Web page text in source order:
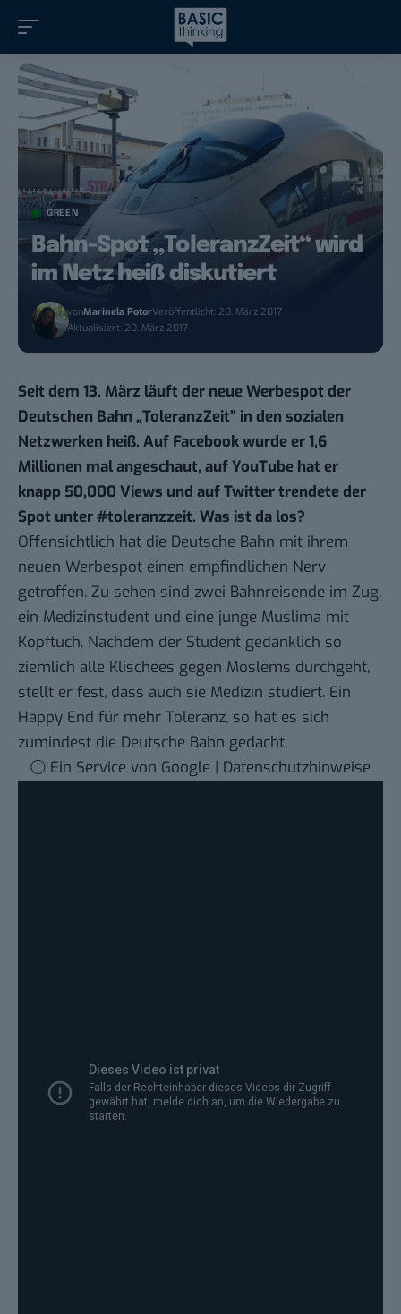
GREEN
Bahn-Spot „ToleranzZeit“ wird
im Netz heiß diskutiert
vonMarinela PotorVeröffentlicht: 20. März 2017
Aktualisiert: 20. März 2017
Seit dem 13. März läuft der neue Werbespot der
Deutschen Bahn „ToleranzZeit” in den sozialen
Netzwerken heiß. Auf Facebook wurde er 1,6
Millionen mal angeschaut, auf YouTube hat er
knapp 50,000 Views und auf Twitter trendete der
Spot unter #toleranzzeit. Was ist da los?
Offensichtlich hat die Deutsche Bahn mit ihrem
neuen Werbespot einen empfindlichen Nerv
getroffen. Zu sehen sind zwei Bahnreisende im Zug,
ein Medizinstudent und eine junge Muslima mit
Kopftuch. Nachdem der Student gedanklich so
ziemlich alle Klischees gegen Moslems durchgeht,
stellt er fest, dass auch sie Medizin studiert. Ein
Happy End für mehr Toleranz, so hat es sich
zumindest die Deutsche Bahn gedacht.
ⓘ Ein Service von Google | Datenschutzhinweise